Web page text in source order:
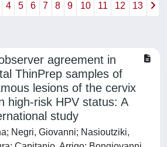
4 5 6 7 8 9 10 11 12 13
agreement in
ThinPrep samples of
lesions of the cervix
high-risk HPV status: A
study
Negri, Giovanni; Nasioutziki,